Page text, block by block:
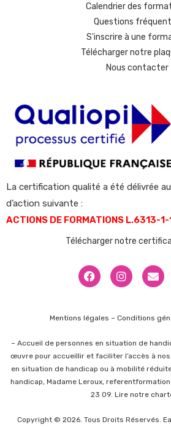
Calendrier des
Questions
S'inscrire à une
Télécharger notre
Nous contacter
La certification qualité a été délivrée
d’action suivante :
ACTIONS DE FORMATIONS L.6313-1-
Télécharger notre
Mentions légales – Conditions
– Accueil de personnes en situation de
œuvre pour accueillir et faciliter l’accès à
en situation de handicap ou à mobilité
handicap, Madame Leroux,
23 09. Lire notre
Copyright © 2026. Tous Droits Réservés.